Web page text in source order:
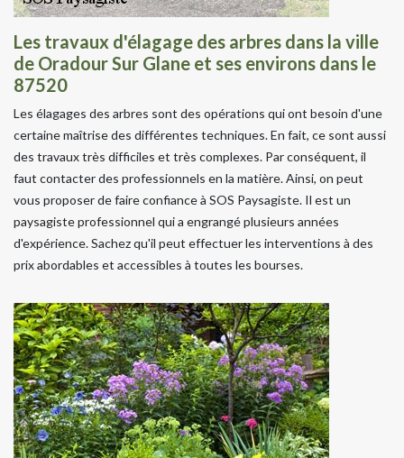
Les travaux d'élagage des arbres dans la ville
de Oradour Sur Glane et ses environs dans le
87520
Les élagages des arbres sont des opérations qui ont besoin d'une
certaine maîtrise des différentes techniques. En fait, ce sont aussi
des travaux très difficiles et très complexes. Par conséquent, il
faut contacter des professionnels en la matière. Ainsi, on peut
vous proposer de faire confiance à SOS Paysagiste. Il est un
paysagiste professionnel qui a engrangé plusieurs années
d'expérience. Sachez qu'il peut effectuer les interventions à des
prix abordables et accessibles à toutes les bourses.